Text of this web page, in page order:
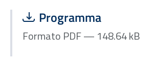
Scarica file:
Programma
Formato PDF — 148.64 kB